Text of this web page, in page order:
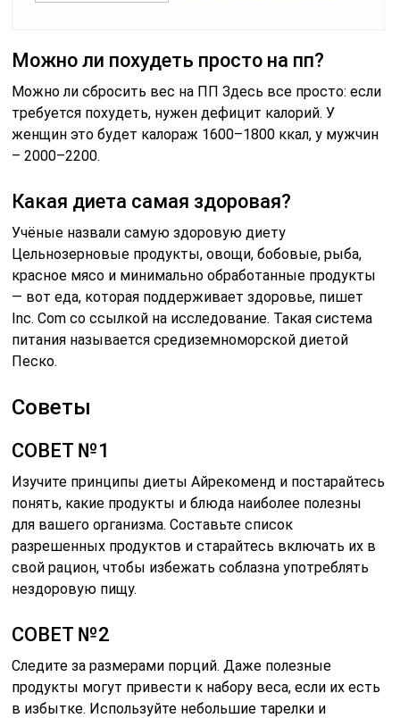
Можно ли похудеть просто на пп?
Можно ли сбросить вес на ПП Здесь все просто: если
требуется похудеть, нужен дефицит калорий. У
женщин это будет калораж 1600–1800 ккал, у мужчин
– 2000–2200.
Какая диета самая здоровая?
Учёные назвали самую здоровую диету
Цельнозерновые продукты, овощи, бобовые, рыба,
красное мясо и минимально обработанные продукты
— вот еда, которая поддерживает здоровье, пишет
Inc. Com со ссылкой на исследование. Такая система
питания называется средиземноморской диетой
Песко.
Советы
СОВЕТ №1
Изучите принципы диеты Айрекоменд и постарайтесь
понять, какие продукты и блюда наиболее полезны
для вашего организма. Составьте список
разрешенных продуктов и старайтесь включать их в
свой рацион, чтобы избежать соблазна употреблять
нездоровую пищу.
СОВЕТ №2
Следите за размерами порций. Даже полезные
продукты могут привести к набору веса, если их есть
в избытке. Используйте небольшие тарелки и